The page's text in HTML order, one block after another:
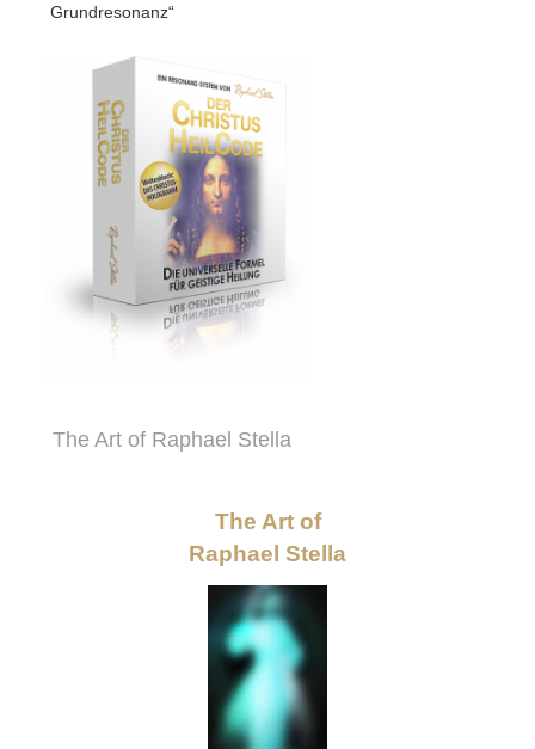
Grundresonanz“
The Art of Raphael Stella
The Art of
Raphael Stella